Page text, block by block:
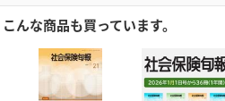
んな商品も買っています。